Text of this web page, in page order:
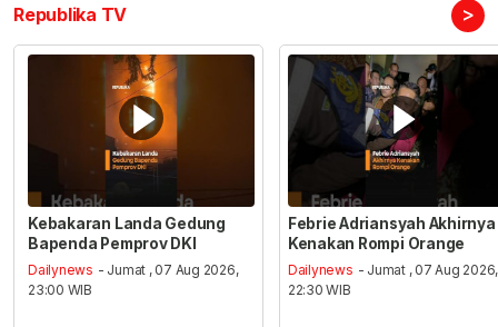
Republika TV >
Kebakaran Landa Gedung
Bapenda Pemprov DKI
Dailynews - Jumat , 07 Aug 2026,
23:00 WIB
Febrie Adriansyah Akhirnya
Kenakan Rompi Orange
Dailynews - Jumat , 07 Aug 2026,
22:30 WIB